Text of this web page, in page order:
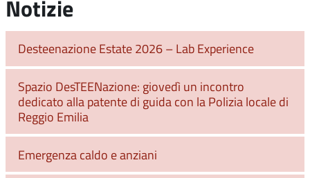
Notizie
Desteenazione Estate 2026 – Lab Experience
Spazio DesTEENazione: giovedì un incontro
dedicato alla patente di guida con la Polizia locale di
Reggio Emilia
Emergenza caldo e anziani